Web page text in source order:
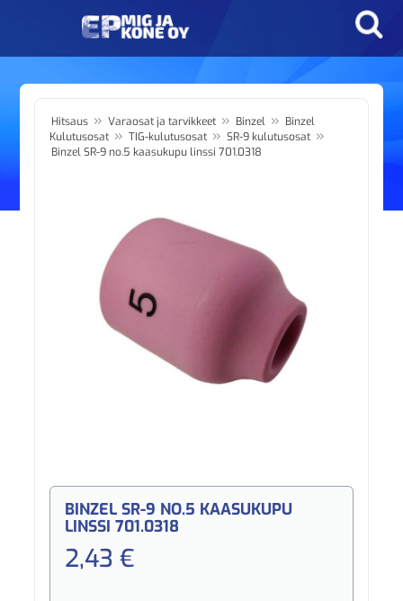
Hitsaus » Varaosat ja tarvikkeet » Binzel » Binzel
Kulutusosat » TIG-kulutusosat » SR-9 kulutusosat »
Binzel SR-9 no.5 kaasukupu linssi 701.0318
BINZEL SR-9 NO.5 KAASUKUPU
LINSSI 701.0318
2,43 €